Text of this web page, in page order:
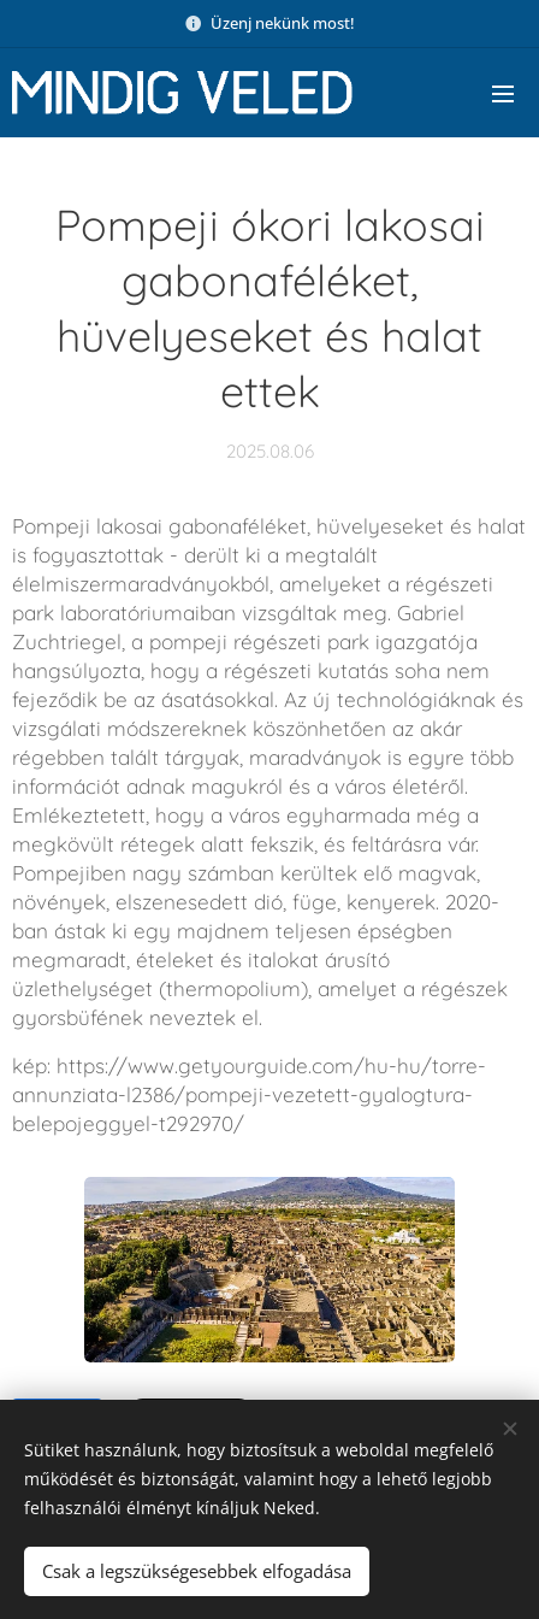
Üzenj nekünk most!
Pompeji ókori lakosai
gabonaféléket,
hüvelyeseket és halat
ettek
2025.08.06
Pompeji lakosai gabonaféléket, hüvelyeseket és halat
is fogyasztottak - derült ki a megtalált
élelmiszermaradványokból, amelyeket a régészeti
park laboratóriumaiban vizsgáltak meg. Gabriel
Zuchtriegel, a pompeji régészeti park igazgatója
hangsúlyozta, hogy a régészeti kutatás soha nem
fejeződik be az ásatásokkal. Az új technológiáknak és
vizsgálati módszereknek köszönhetően az akár
régebben talált tárgyak, maradványok is egyre több
információt adnak magukról és a város életéről.
Emlékeztetett, hogy a város egyharmada még a
megkövült rétegek alatt fekszik, és feltárásra vár.
Pompejiben nagy számban kerültek elő magvak,
növények, elszenesedett dió, füge, kenyerek. 2020-
ban ástak ki egy majdnem teljesen épségben
megmaradt, ételeket és italokat árusító
üzlethelységet (thermopolium), amelyet a régészek
gyorsbüfének neveztek el.
kép: https://www.getyourguide.com/hu-hu/torre-
annunziata-l2386/pompeji-vezetett-gyalogtura-
belepojeggyel-t292970/
FORRÁSRÁDIÓ
Sütiket használunk, hogy biztosítsuk a weboldal megfelelő
működését és biztonságát, valamint hogy a lehető legjobb
felhasználói élményt kínáljuk Neked.
Csak a legszükségesebbek elfogadása